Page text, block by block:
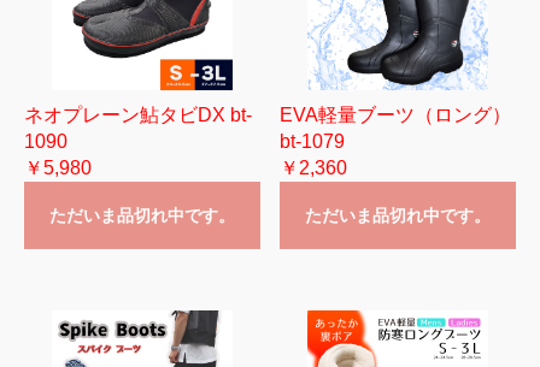
ネオプレーン鮎タビDX bt-
1090
￥5,980
ただいま品切れ中です。
EVA軽量ブーツ（ロング）
bt-1079
￥2,360
ただいま品切れ中です。